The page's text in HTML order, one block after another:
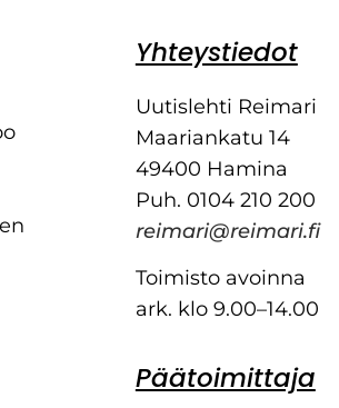
Yhteystiedot
Uutislehti Reimari
Maariankatu 14
49400 Hamina
Puh. 0104 210 200
reimari@reimari.fi
Toimisto avoinna
ark. klo 9.00–14.00
Päätoimittaja